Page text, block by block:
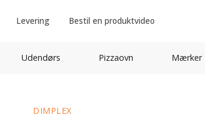
Levering Bestil en produktvideo
Udendørs Pizzaovn Mærker
DIMPLEX